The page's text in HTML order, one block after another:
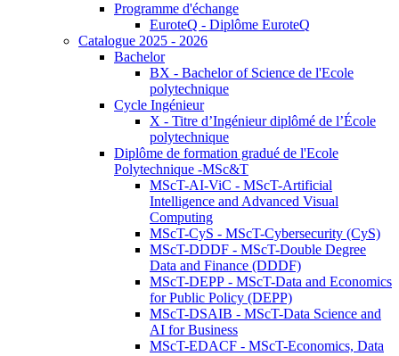
Programme d'échange
EuroteQ - Diplôme EuroteQ
Catalogue 2025 - 2026
Bachelor
BX - Bachelor of Science de l'Ecole
polytechnique
Cycle Ingénieur
X - Titre d’Ingénieur diplômé de l’École
polytechnique
Diplôme de formation gradué de l'Ecole
Polytechnique -MSc&T
MScT-AI-ViC - MScT-Artificial
Intelligence and Advanced Visual
Computing
MScT-CyS - MScT-Cybersecurity (CyS)
MScT-DDDF - MScT-Double Degree
Data and Finance (DDDF)
MScT-DEPP - MScT-Data and Economics
for Public Policy (DEPP)
MScT-DSAIB - MScT-Data Science and
AI for Business
MScT-EDACF - MScT-Economics, Data